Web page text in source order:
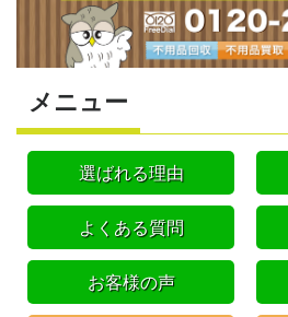
メニュー
選ばれる理由
よくある質問
お客様の声